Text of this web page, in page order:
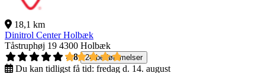
18,1 km
Dinitrol Center Holbæk
Tåstruphøj 19 4300 Holbæk
4,8
24 bedømmelser
Du kan tidligst få tid: fredag d. 14. august